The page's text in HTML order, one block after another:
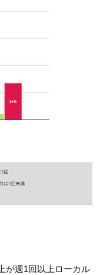
が週1回以上ローカル